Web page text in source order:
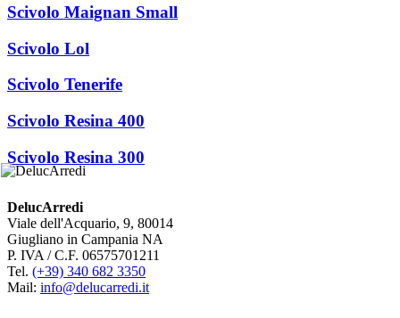
Scivolo Maignan Small
Scivolo Lol
Scivolo Tenerife
Scivolo Resina 400
Scivolo Resina 300
DelucArredi
Viale dell'Acquario, 9, 80014
Giugliano in Campania NA
P. IVA / C.F. 06575701211
Tel. (+39) 340 682 3350
Mail: info@delucarredi.it